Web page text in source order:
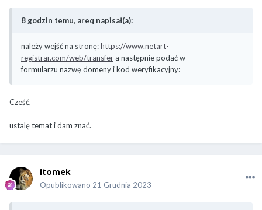
8 godzin temu, areq napisał(a):
należy wejść na stronę:https://www.netart-
registrar.com/web/transfera następnie podać w
formularzu nazwę domeny i kod weryfikacyjny:
Cześć,
ustalę temat i dam znać.
itomek
Opublikowano 21 Grudnia 2023